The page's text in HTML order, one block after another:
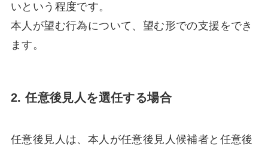
いという程度です。
本人が望む行為について、望む形での支援をでき
ます。
2. 任意後見人を選任する場合
任意後見人は、本人が任意後見人候補者と任意後